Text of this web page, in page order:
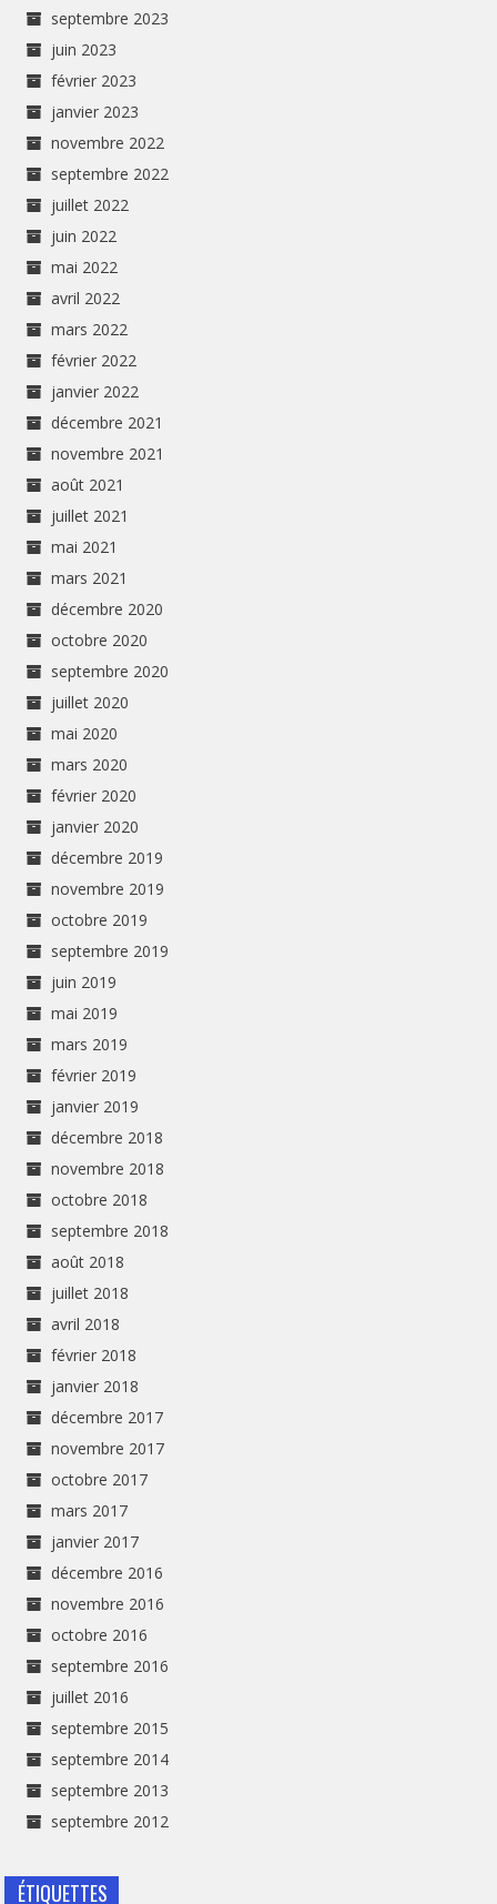
septembre 2023
juin 2023
février 2023
janvier 2023
novembre 2022
septembre 2022
juillet 2022
juin 2022
mai 2022
avril 2022
mars 2022
février 2022
janvier 2022
décembre 2021
novembre 2021
août 2021
juillet 2021
mai 2021
mars 2021
décembre 2020
octobre 2020
septembre 2020
juillet 2020
mai 2020
mars 2020
février 2020
janvier 2020
décembre 2019
novembre 2019
octobre 2019
septembre 2019
juin 2019
mai 2019
mars 2019
février 2019
janvier 2019
décembre 2018
novembre 2018
octobre 2018
septembre 2018
août 2018
juillet 2018
avril 2018
février 2018
janvier 2018
décembre 2017
novembre 2017
octobre 2017
mars 2017
janvier 2017
décembre 2016
novembre 2016
octobre 2016
septembre 2016
juillet 2016
septembre 2015
septembre 2014
septembre 2013
septembre 2012
ÉTIQUETTES